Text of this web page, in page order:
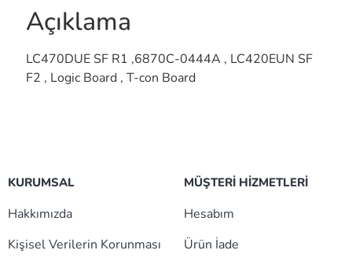
Açıklama
LC470DUE SF R1 ,6870C-0444A , LC420EUN SF
F2 , Logic Board , T-con Board
KURUMSAL
Hakkımızda
Kişisel Verilerin Korunması
MÜŞTERİ HİZMETLERİ
Hesabım
Ürün İade